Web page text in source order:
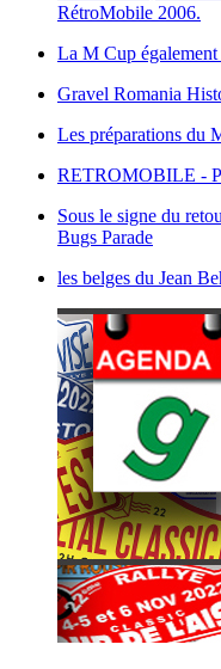
RétroMobile 2006.
La M Cup
Gravel Romania
Les préparations du
RETROMOBILE -
Sous le signe du
Bugs Parade
les belges du Jean